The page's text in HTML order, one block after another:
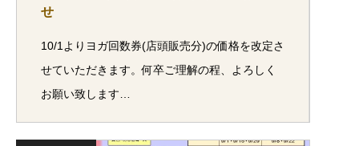
せ
10/1よりヨガ回数券(店頭販売分)の価格を改定さ
せていただきます。何卒ご理解の程、よろしく
お願い致します…